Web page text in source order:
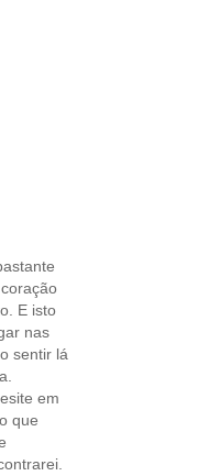
E isto
nas
sentir lá
em
que